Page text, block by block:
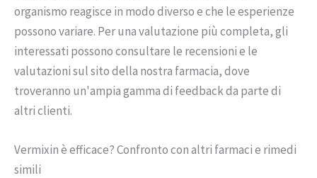
organismo reagisce in modo diverso e che le esperienze
possono variare. Per una valutazione più completa, gli
interessati possono consultare le recensioni e le
valutazioni sul sito della nostra farmacia, dove
troveranno un'ampia gamma di feedback da parte di
altri clienti.
Vermixin è efficace? Confronto con altri farmaci e rimedi
simili